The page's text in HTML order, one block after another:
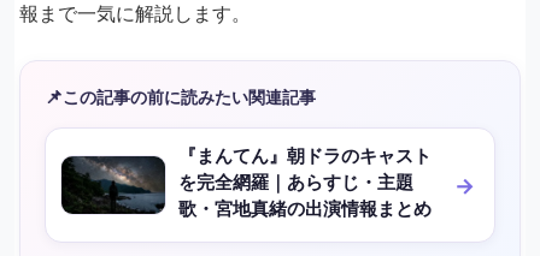
報まで一気に解説します。
📌この記事の前に読みたい関連記事
『まんてん』朝ドラのキャスト
を完全網羅｜あらすじ・主題
歌・宮地真緒の出演情報まとめ